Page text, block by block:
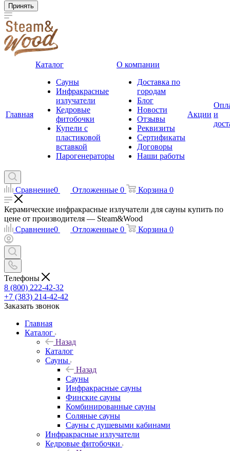
Принять
Главная
Каталог
Сауны
Инфракрасные
излучатели
Кедровые
фитобочки
Купели с
пластиковой
вставкой
Парогенераторы
О компании
Доставка по
городам
Блог
Новости
Отзывы
Реквизиты
Сертификаты
Договоры
Наши работы
Акции и
Сравнение0 Отложенные 0 Корзина 0
Керамические инфракрасные излучатели для сауны купить по
цене от производителя — Steam&Wood
Сравнение0 Отложенные 0 Корзина 0
Телефоны
8 (800) 222-42-32
+7 (383) 214-42-42
Заказать звонок
Главная
Каталог
Назад
Каталог
Сауны
Назад
Сауны
Инфракрасные сауны
Финские сауны
Комбинированные сауны
Соляные сауны
Сауны с душевыми кабинами
Инфракрасные излучатели
Кедровые фитобочки